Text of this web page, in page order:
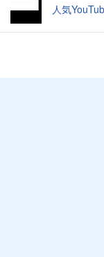
人気